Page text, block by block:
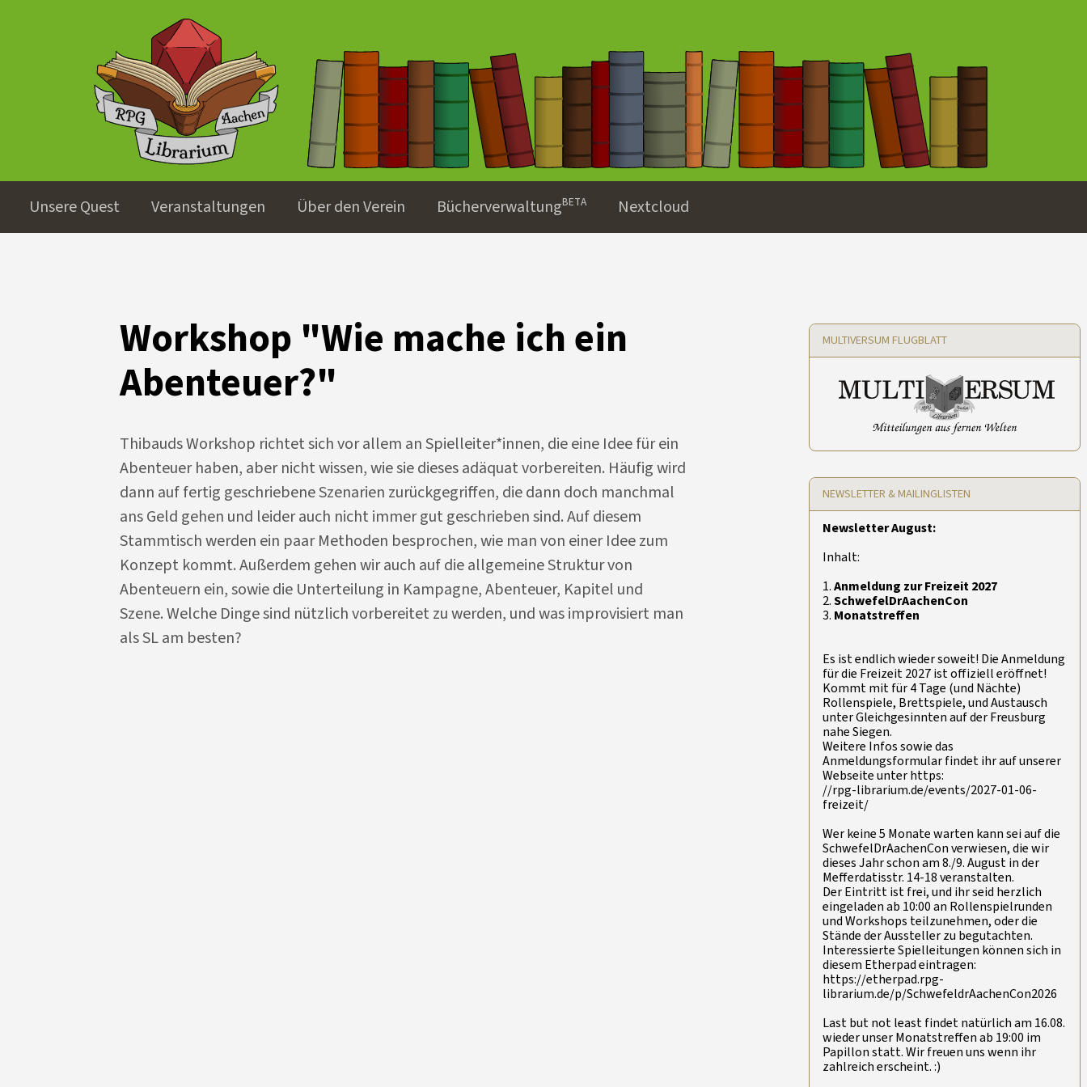
Unsere Quest Veranstaltungen Über den Verein Bücherverwaltungᴮᴱᵀᴬ Nextcloud
Workshop "Wie mache ich ein
Abenteuer?"
Thibauds Workshop richtet sich vor allem an Spielleiter*innen, die eine Idee für ein
Abenteuer haben, aber nicht wissen, wie sie dieses adäquat vorbereiten. Häufig wird
dann auf fertig geschriebene Szenarien zurückgegriffen, die dann doch manchmal
ans Geld gehen und leider auch nicht immer gut geschrieben sind. Auf diesem
Stammtisch werden ein paar Methoden besprochen, wie man von einer Idee zum
Konzept kommt. Außerdem gehen wir auch auf die allgemeine Struktur von
Abenteuern ein, sowie die Unterteilung in Kampagne, Abenteuer, Kapitel und
Szene. Welche Dinge sind nützlich vorbereitet zu werden, und was improvisiert man
als SL am besten?
MULTIVERSUM FLUGBLATT
NEWSLETTER & MAILINGLISTEN
Newsletter August:
Inhalt:
1.Anmeldung zur Freizeit 2027
2.SchwefelDrAachenCon
3. Monatstreffen
Es ist endlich wieder soweit! Die Anmeldung
für die Freizeit 2027 ist offiziell eröffnet!
Kommt mit für 4 Tage (und Nächte)
Rollenspiele, Brettspiele, und Austausch
unter Gleichgesinnten auf der Freusburg
nahe Siegen.
Weitere Infos sowie das
Anmeldungsformular findet ihr auf unserer
Webseite unter https:
//rpg-librarium.de/events/2027-01-06-
freizeit/
Wer keine 5 Monate warten kann sei auf die
SchwefelDrAachenCon verwiesen, die wir
dieses Jahr schon am 8./9. August in der
Mefferdatisstr. 14-18 veranstalten.
Der Eintritt ist frei, und ihr seid herzlich
eingeladen ab 10:00 an Rollenspielrunden
und Workshops teilzunehmen, oder die
Stände der Aussteller zu begutachten.
Interessierte Spielleitungen können sich in
diesem Etherpad eintragen:
https://etherpad.rpg-
librarium.de/p/SchwefeldrAachenCon2026
Last but not least findet natürlich am 16.08.
wieder unser Monatstreffen ab 19:00 im
Papillon statt. Wir freuen uns wenn ihr
zahlreich erscheint. :)